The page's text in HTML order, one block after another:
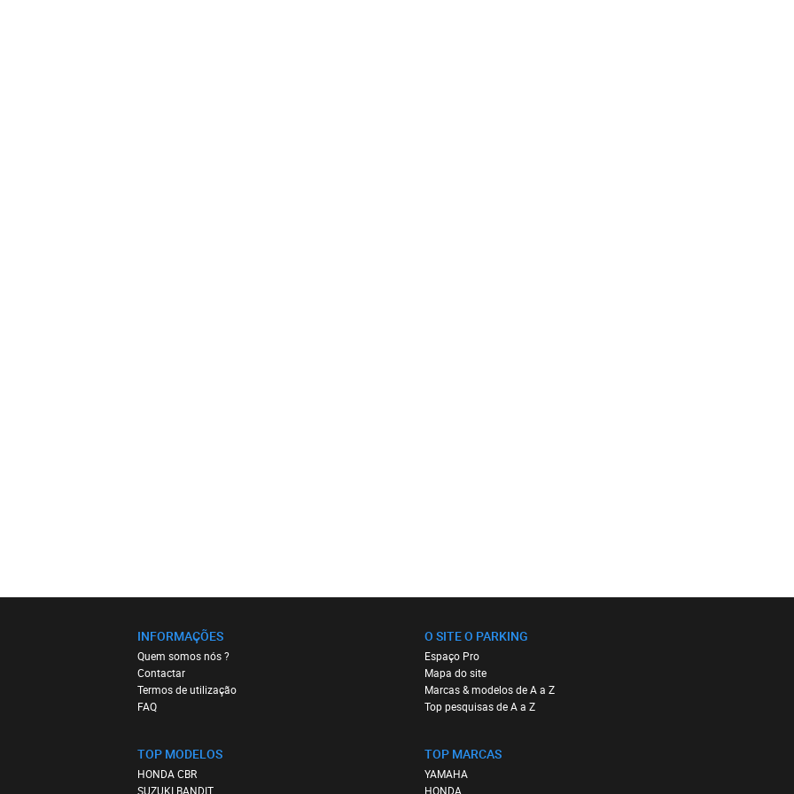
INFORMAÇÕES
Quem somos nós ?
Contactar
Termos de utilização
FAQ
TOP MODELOS
HONDA CBR
SUZUKI BANDIT
O SITE O PARKING
Espaço Pro
Mapa do site
Marcas & modelos de A a Z
Top pesquisas de A a Z
TOP MARCAS
YAMAHA
HONDA